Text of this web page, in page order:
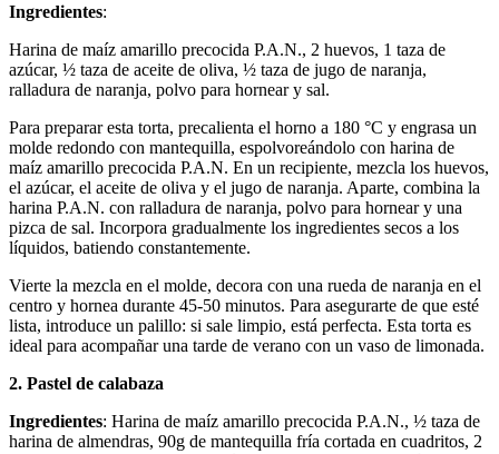
Ingredientes:
Harina de maíz amarillo precocida P.A.N., 2 huevos, 1 taza de
azúcar, ½ taza de aceite de oliva, ½ taza de jugo de naranja,
ralladura de naranja, polvo para hornear y sal.
Para preparar esta torta, precalienta el horno a 180 °C y engrasa un
molde redondo con mantequilla, espolvoreándolo con harina de
maíz amarillo precocida P.A.N. En un recipiente, mezcla los huevos,
el azúcar, el aceite de oliva y el jugo de naranja. Aparte, combina la
harina P.A.N. con ralladura de naranja, polvo para hornear y una
pizca de sal. Incorpora gradualmente los ingredientes secos a los
líquidos, batiendo constantemente.
Vierte la mezcla en el molde, decora con una rueda de naranja en el
centro y hornea durante 45-50 minutos. Para asegurarte de que esté
lista, introduce un palillo: si sale limpio, está perfecta. Esta torta es
ideal para acompañar una tarde de verano con un vaso de limonada.
2. Pastel de calabaza
Ingredientes: Harina de maíz amarillo precocida P.A.N., ½ taza de
harina de almendras, 90g de mantequilla fría cortada en cuadritos, 2